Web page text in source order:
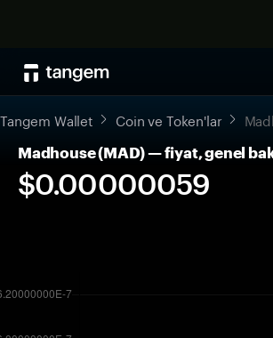
Tangem Wallet Coin ve Token'lar
Madhouse (MAD) — fiyat, genel
$0.00000059